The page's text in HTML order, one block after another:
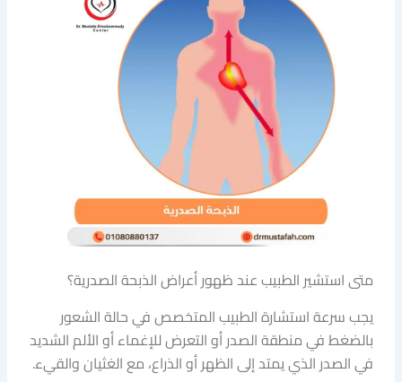
متى استشير الطبيب عند ظهور أعراض الذبحة الصدرية؟
يجب سرعة استشارة الطبيب المتخصص في حالة الشعور
بالضغط في منطقة الصدر أو التعرض للإغماء أو الألم الشديد
في الصدر الذي يمتد إلى الظهر أو الذراع، مع الغثيان والقيء.